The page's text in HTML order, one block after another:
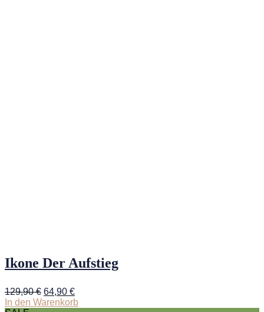
Ikone Der Aufstieg
129,90€ Ursprünglicher
Preis
64,90 €Aktueller
Preis
In den Warenkorb